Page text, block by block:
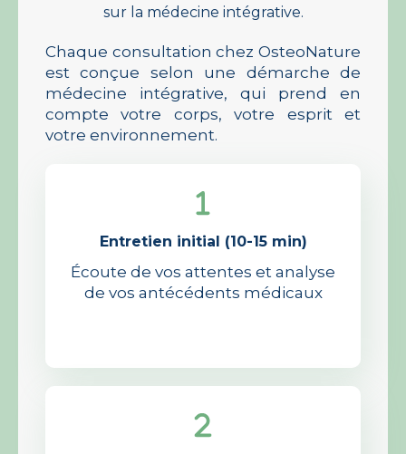
sur la médecine intégrative.
Chaque consultation chez OsteoNature
est conçue selon une démarche de
médecine intégrative, qui prend en
compte votre corps, votre esprit et
votre environnement.
Entretien initial (10-15 min)
Écoute de vos attentes et analyse
de vos antécédents médicaux